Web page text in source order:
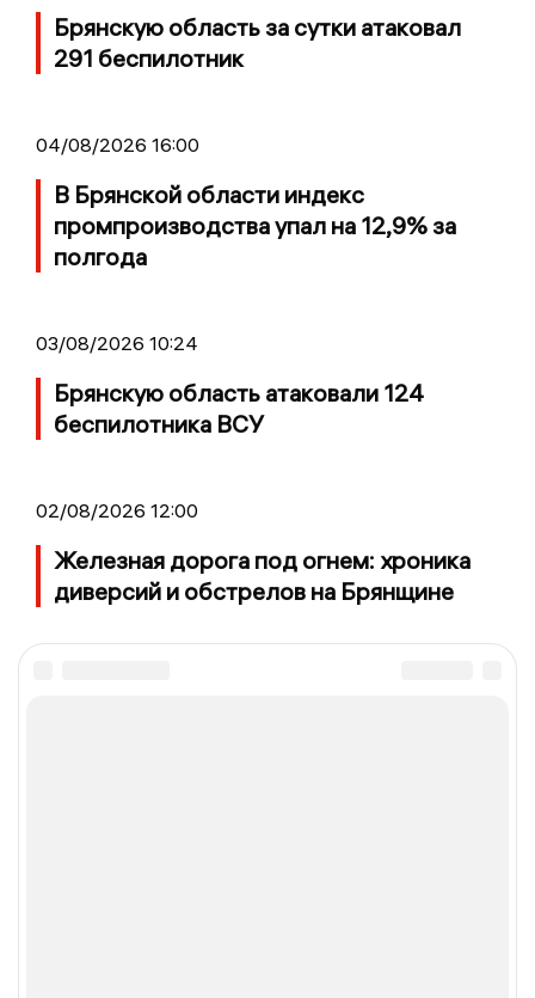
Брянскую область за сутки атаковал
291 беспилотник
04/08/2026 16:00
В Брянской области индекс
промпроизводства упал на 12,9% за
полгода
03/08/2026 10:24
Брянскую область атаковали 124
беспилотника ВСУ
02/08/2026 12:00
Железная дорога под огнем: хроника
диверсий и обстрелов на Брянщине